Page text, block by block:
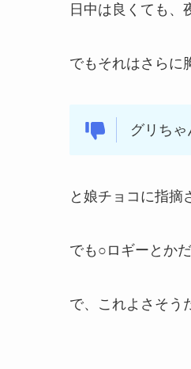
日中は良くても、
でもそれはさらに
グリち
と娘チョコに指摘
でも○ロギーとか
で、これよさそう